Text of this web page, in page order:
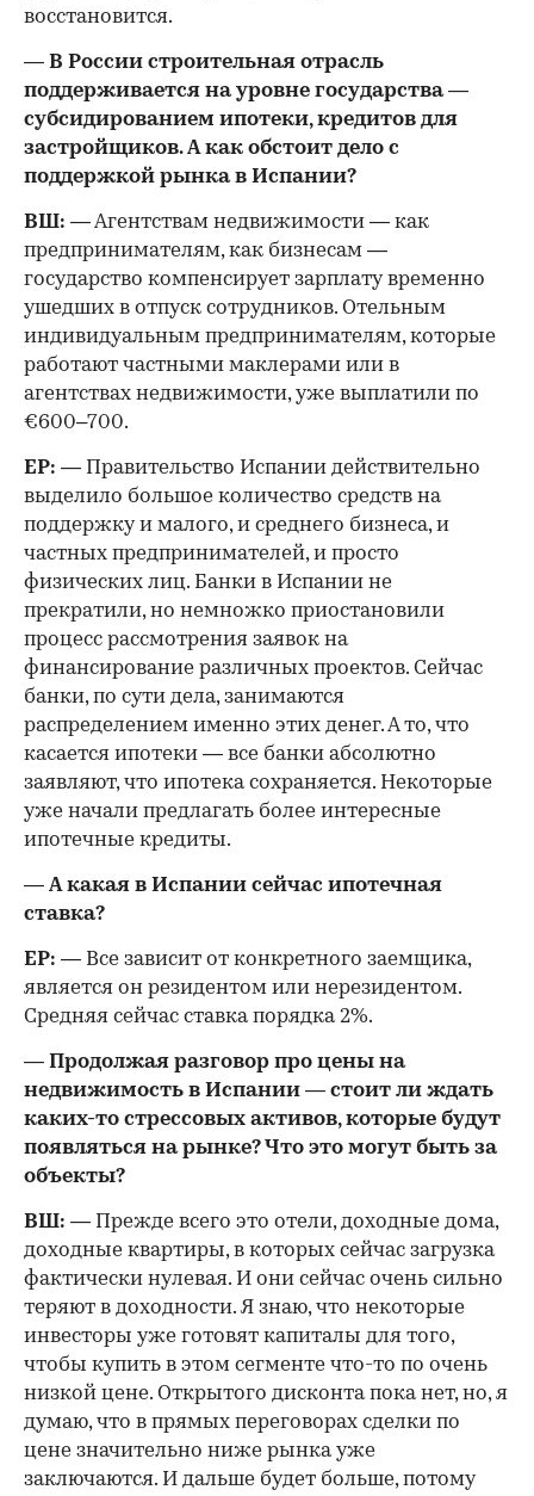
восстановится.
— В России строительная отрасль
поддерживается на уровне государства —
субсидированием ипотеки, кредитов для
застройщиков. А как обстоит дело с
поддержкой рынка в Испании?
ВШ: — Агентствам недвижимости — как
предпринимателям, как бизнесам —
государство компенсирует зарплату временно
ушедших в отпуск сотрудников. Отельным
индивидуальным предпринимателям, которые
работают частными маклерами или в
агентствах недвижимости, уже выплатили по
€600–700.
ЕР: — Правительство Испании действительно
выделило большое количество средств на
поддержку и малого, и среднего бизнеса, и
частных предпринимателей, и просто
физических лиц. Банки в Испании не
прекратили, но немножко приостановили
процесс рассмотрения заявок на
финансирование различных проектов. Сейчас
банки, по сути дела, занимаются
распределением именно этих денег. А то, что
касается ипотеки — все банки абсолютно
заявляют, что ипотека сохраняется. Некоторые
уже начали предлагать более интересные
ипотечные кредиты.
— А какая в Испании сейчас ипотечная
ставка?
ЕР: — Все зависит от конкретного заемщика,
является он резидентом или нерезидентом.
Средняя сейчас ставка порядка 2%.
— Продолжая разговор про цены на
недвижимость в Испании — стоит ли ждать
каких-то стрессовых активов, которые будут
появляться на рынке? Что это могут быть за
объекты?
ВШ: — Прежде всего это отели, доходные дома,
доходные квартиры, в которых сейчас загрузка
фактически нулевая. И они сейчас очень сильно
теряют в доходности. Я знаю, что некоторые
инвесторы уже готовят капиталы для того,
чтобы купить в этом сегменте что-то по очень
низкой цене. Открытого дисконта пока нет, но, я
думаю, что в прямых переговорах сделки по
цене значительно ниже рынка уже
заключаются. И дальше будет больше, потому